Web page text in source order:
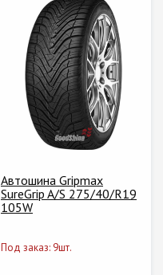
Автошина Gripmax
SureGrip A/S 275/40/R19
105W
Под заказ: 9шт.